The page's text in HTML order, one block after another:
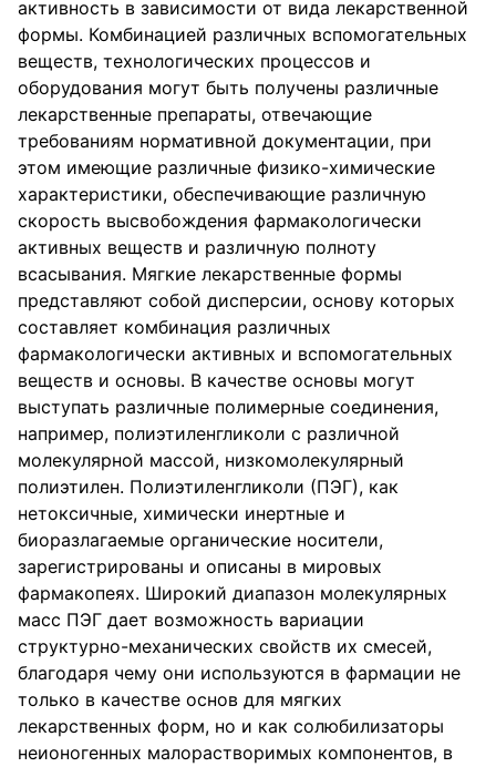
активность в зависимости от вида лекарственной
формы. Комбинацией различных вспомогательных
веществ, технологических процессов и
оборудования могут быть получены различные
лекарственные препараты, отвечающие
требованиям нормативной документации, при
этом имеющие различные физико-химические
характеристики, обеспечивающие различную
скорость высвобождения фармакологически
активных веществ и различную полноту
всасывания. Мягкие лекарственные формы
представляют собой дисперсии, основу которых
составляет комбинация различных
фармакологически активных и вспомогательных
веществ и основы. В качестве основы могут
выступать различные полимерные соединения,
например, полиэтиленгликоли с различной
молекулярной массой, низкомолекулярный
полиэтилен. Полиэтиленгликоли (ПЭГ), как
нетоксичные, химически инертные и
биоразлагаемые органические носители,
зарегистрированы и описаны в мировых
фармакопеях. Широкий диапазон молекулярных
масс ПЭГ дает возможность вариации
структурно-механических свойств их смесей,
благодаря чему они используются в фармации не
только в качестве основ для мягких
лекарственных форм, но и как солюбилизаторы
неионогенных малорастворимых компонентов, в